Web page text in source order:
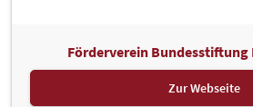
Förderverein Bundesstiftung
Zur Webseite